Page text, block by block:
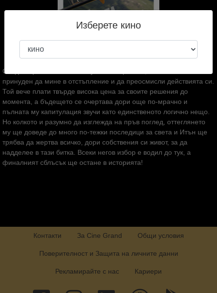
След съприкосновението му със Същността, Итън Хънт е
принуден да мине в отстъпление и да преосмисли действията си.
Той вече плати твърде висока цена за своите решения до
момента, а бъдещето се очертава дори още по-мрачно и
пълната му капитулация звучи като единственото логично нещо.
Но колкото и разумно да изглежда на пръв поглед, оттеглянето
му ще доведе до много по-тежки последици за света и Итън ще
трябва да жертва всичко, дори собствения си живот, за да
надделее в тази битка. Всеки негов избор е водил до тук, а
финалният сблъсък ще остане в историята!
Контакти За Cine Grand Общи условия
Поверителност и Защита на личните данни
Рекламирайте с нас Кариери
Изберете кино